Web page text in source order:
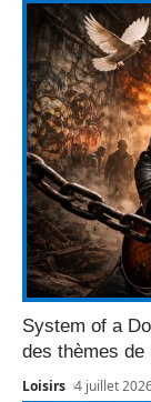
System of a
des thèmes de
Loisirs 4 juillet